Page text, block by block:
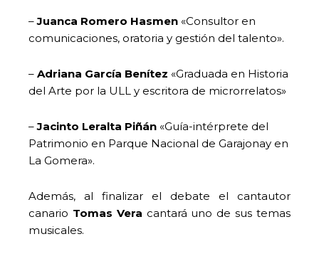
–Juanca Romero Hasmen «Consultor en
comunicaciones, oratoria y gestión del talento».
– Adriana García Benítez «Graduada en Historia
del Arte por la ULL y escritora de microrrelatos»
–Jacinto Leralta Piñán «Guía-intérprete del
Patrimonio en Parque Nacional de Garajonay en
La Gomera».
Además, al finalizar el debate el cantautor
canario Tomas Vera cantará uno de sus temas
musicales.